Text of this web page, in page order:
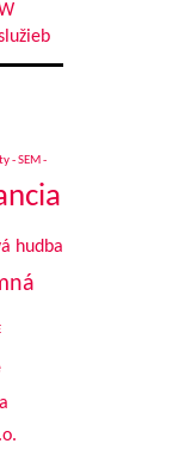
- SEM -
hudba